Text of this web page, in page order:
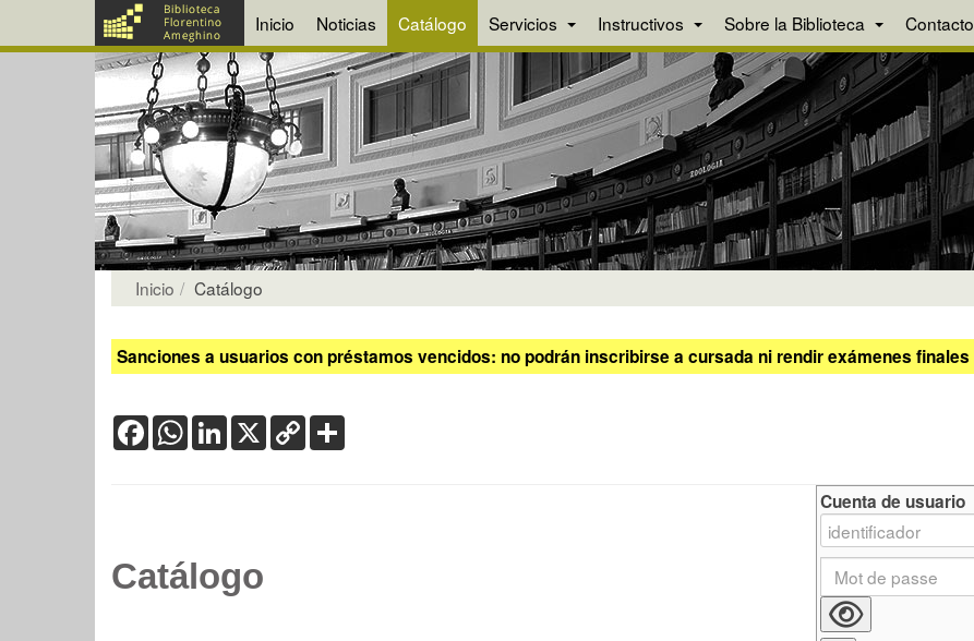
Inicio Noticias Catálogo Servicios Instructivos Sobre la Biblioteca Contacto
Inicio Catálogo
Sanciones a usuarios con préstamos vencidos: no podrán inscribirse a cursada ni rendir exámenes finales
FacebookWhatsApp
LinkedIn
X Copy
Link
Catálogo
Cuenta de usuario